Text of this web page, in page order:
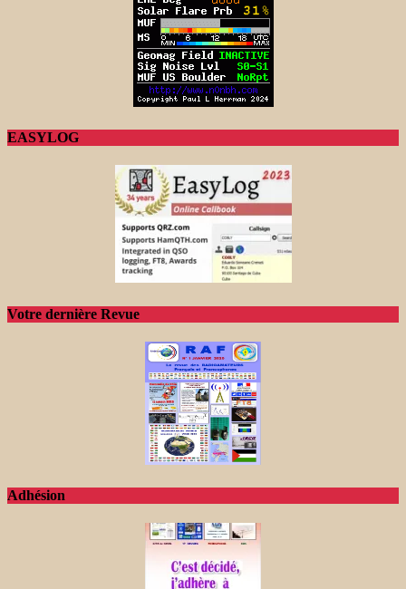
EASYLOG
Votre dernière Revue
Adhésion